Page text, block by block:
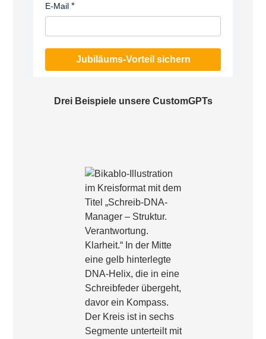
E-Mail
Jubiläums-Vorteil sichern
Drei Beispiele unsere CustomGPTs